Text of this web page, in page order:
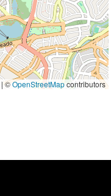
|©OpenStreetMapcontributors